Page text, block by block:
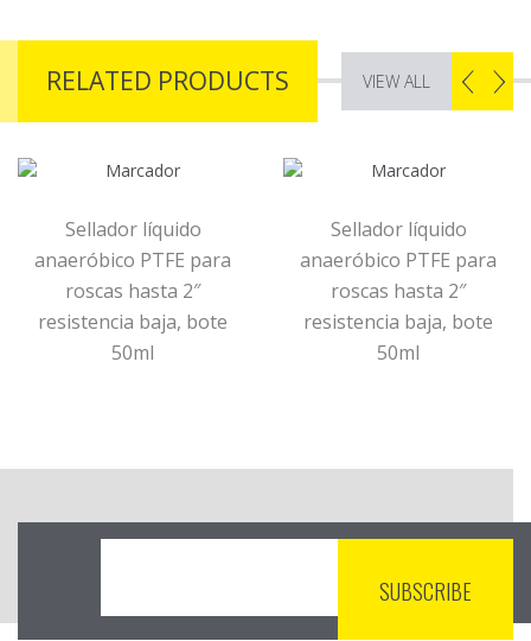
RELATED PRODUCTS VIEW ALL
Sellador líquido
anaeróbico PTFE para
roscas hasta 2″
resistencia baja, bote
50ml
Sellador líquido
anaeróbico PTFE para
roscas hasta 2″
resistencia baja, bote
50ml